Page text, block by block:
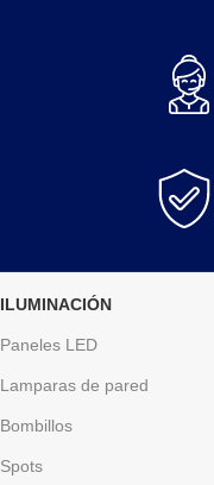
ILUMINACIÓN
Paneles LED
Lamparas de pared
Bombillos
Spots